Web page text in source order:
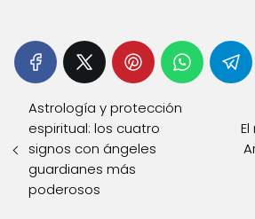
Astrología y protección
espiritual: los cuatro
signos con ángeles
guardianes más
poderosos